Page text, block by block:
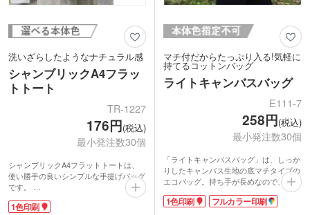
洗いざらしたようなナチュラル感
シャンブリックA4フラッ
トトート
TR-1227
176円(税込)
最小発注数30個
シャンブリックA4フラットトートは、
使い勝手の良いシンプルな手提げバッグ
です。
シャンブリックとは、シャンブレーとフ
ァブリックを組み合わせた造語。布地を
1色印刷
マチ付だからたっぷり入る!気軽に
持てるコットンバッグ
ライトキャンバスバッグ
E111-7
258円(税込)
最小発注数30個
「ライトキャンバスバッグ」は、しっか
りしたキャンバス生地の底マチタイプの
エコバッグ。持ち手が長めなので、肩か
ら掛けることもできます。本体色は、ナ
チュラルな風合いの生成り色です。
1色印刷 フルカラー印刷